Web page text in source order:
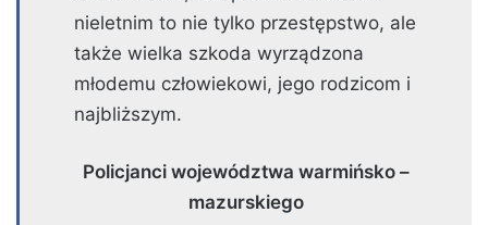
nieletnim to nie tylko przestępstwo, ale
także wielka szkoda wyrządzona
młodemu człowiekowi, jego rodzicom i
najbliższym.
Policjanci województwa warmińsko –
mazurskiego